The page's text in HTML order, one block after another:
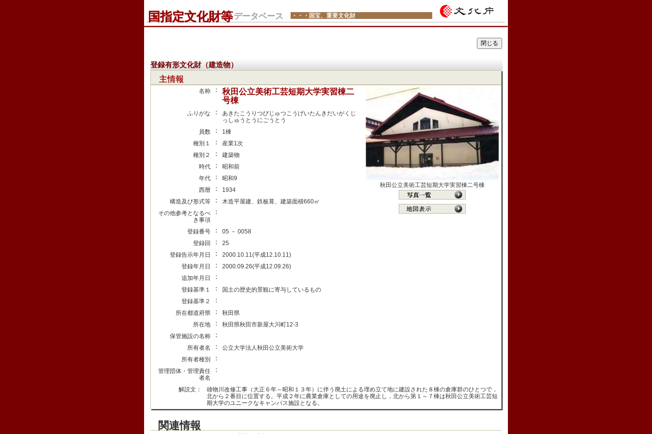
国指定文化財等データベース ・・・国宝、重要文化財
登録有形文化財（建造物）
主情報
名称 ：
秋田公立美術工芸短期大学実習棟二
号棟
ふりがな ：
あきたこうりつびじゅつこうげいたんきだいがくじ
っしゅうとうにごうとう
員数
：
1棟
種別１
：
産業1次
種別２
：
建築物
時代
：
昭和前
年代
：
昭和9
西暦
：
1934
構造及び形式等
：
木造平屋建、鉄板葺、建築面積660㎡
その他参考となるべ
き事項
：
登録番号 ：
05 － 0058
登録回
：
25
登録告示年月日
：
2000.10.11(平成12.10.11)
登録年月日
：
2000.09.26(平成12.09.26)
追加年月日
：
登録基準１ ：
国土の歴史的景観に寄与しているもの
登録基準２
：
所在都道府県 ：
秋田県
所在地
：
秋田県秋田市新屋大川町12-3
保管施設の名称
：
所有者名 ：
公立大学法人秋田公立美術大学
所有者種別
：
管理団体・管理責任
者名
：
秋田公立美術工芸短期大学実習棟二号棟
解説文：
雄物川改修工事（大正６年～昭和１３年）に伴う廃土による埋め立て地に建設された８棟の倉庫群のひとつで，
北から２番目に位置する。平成２年に農業倉庫としての用途を廃止し，北から第１～７棟は秋田公立美術工芸短
期大学のユニークなキャンパス施設となる。
関連情報